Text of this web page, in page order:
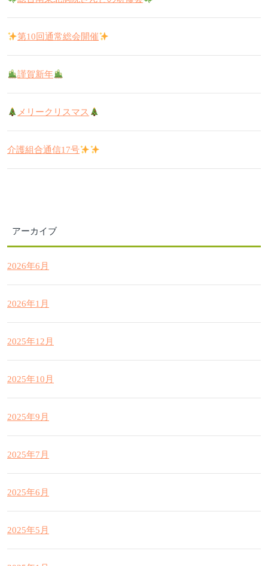
第10回通常総会開催
謹賀新年
メリークリスマス
介護組合通信17号
アーカイブ
2026年6月
2026年1月
2025年12月
2025年10月
2025年9月
2025年7月
2025年6月
2025年5月